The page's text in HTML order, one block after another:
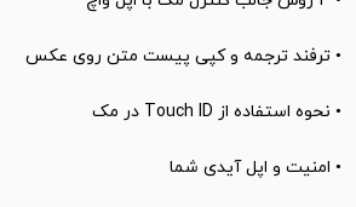
ترفند ترجمه و کپی پیست متن روی عکس
نحوه استفاده از Touch ID در مک
امنیت و اپل آیدی شما